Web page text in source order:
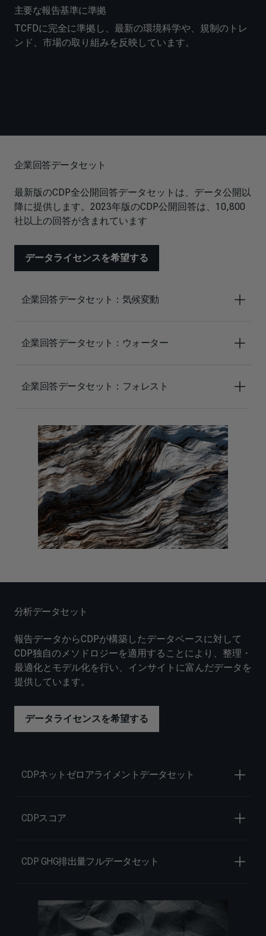
主要な報告基準に準拠
TCFDに完全に準拠し、最新の環境科学や、規制のトレ
ンド、市場の取り組みを反映しています。
企業回答データセット
最新版のCDP全公開回答データセットは、データ公開以
降に提供します。2023年版のCDP公開回答は、10,800
社以上の回答が含まれています
データライセンスを希望する
企業回答データセット：気候変動
企業回答データセット：ウォーター
企業回答データセット：フォレスト
分析データセット
報告データからCDPが構築したデータベースに対して
CDP独自のメソドロジーを適用することにより、整理・
最適化とモデル化を行い、インサイトに富んだデータを
提供しています。
データライセンスを希望する
CDPネットゼロアライメントデータセット
CDPスコア
CDP GHG排出量フルデータセット